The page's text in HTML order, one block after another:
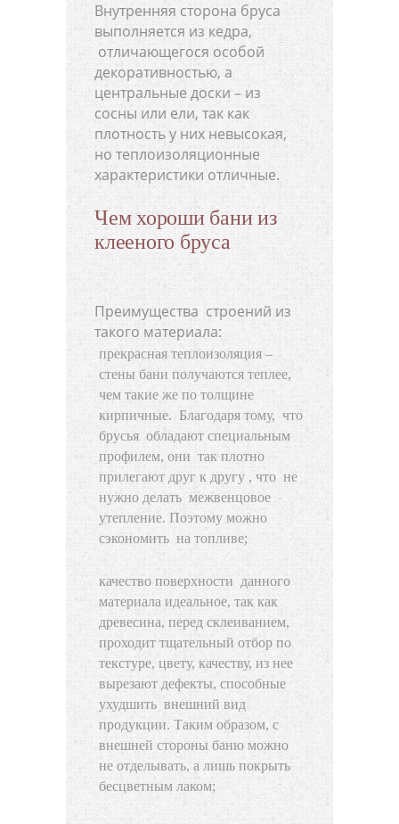
Внутренняя сторона бруса
выполняется из кедра,
отличающегося особой
декоративностью, а
центральные доски – из
сосны или ели, так как
плотность у них невысокая,
но теплоизоляционные
характеристики отличные.
Чем хороши бани из
клееного бруса
Преимущества строений из
такого материала:
прекрасная теплоизоляция –
стены бани получаются теплее,
чем такие же по толщине
кирпичные. Благодаря тому, что
брусья обладают специальным
профилем, они так плотно
прилегают друг к другу , что не
нужно делать межвенцовое
утепление. Поэтому можно
сэкономить на топливе;
качество поверхности данного
материала идеальное, так как
древесина, перед склеиванием,
проходит тщательный отбор по
текстуре, цвету, качеству, из нее
вырезают дефекты, способные
ухудшить внешний вид
продукции. Таким образом, с
внешней стороны баню можно
не отделывать, а лишь покрыть
бесцветным лаком;